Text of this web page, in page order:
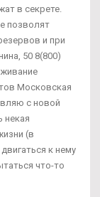
в секрете.
позволят
и при
50 8(800)
Московская
с новой
некая
(в
к нему
что-то